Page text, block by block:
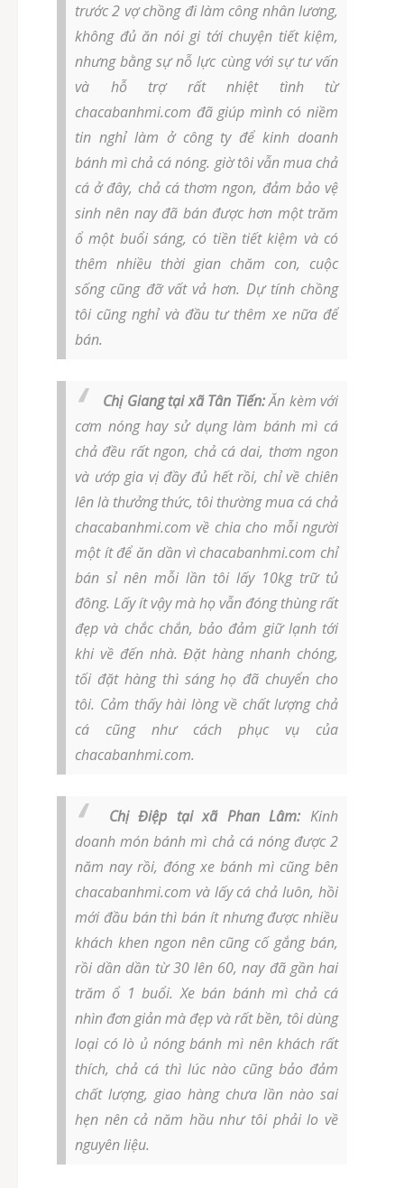
trước 2 vợ chồng đi làm công nhân lương,
không đủ ăn nói gi tới chuyện tiết kiệm,
nhưng bằng sự nỗ lực cùng với sự tư vấn
và hỗ trợ rất nhiệt tình từ
chacabanhmi.com đã giúp mình có niềm
tin nghỉ làm ở công ty để kinh doanh
bánh mì chả cá nóng. giờ tôi vẫn mua chả
cá ở đây, chả cá thơm ngon, đảm bảo vệ
sinh nên nay đã bán được hơn một trăm
ổ một buổi sáng, có tiền tiết kiệm và có
thêm nhiều thời gian chăm con, cuộc
sống cũng đỡ vất vả hơn. Dự tính chồng
tôi cũng nghỉ và đầu tư thêm xe nữa để
bán.
Chị Giang tại xã Tân Tiến:Ăn kèm với
cơm nóng hay sử dụng làm bánh mì cá
chả đều rất ngon, chả cá dai, thơm ngon
và ướp gia vị đầy đủ hết rồi, chỉ về chiên
lên là thưởng thức, tôi thường mua cá chả
chacabanhmi.com về chia cho mỗi người
một ít để ăn dần vì chacabanhmi.com chỉ
bán sỉ nên mỗi lần tôi lấy 10kg trữ tủ
đông. Lấy ít vậy mà họ vẫn đóng thùng rất
đẹp và chắc chắn, bảo đảm giữ lạnh tới
khi về đến nhà. Đặt hàng nhanh chóng,
tối đặt hàng thì sáng họ đã chuyển cho
tôi. Cảm thấy hài lòng về chất lượng chả
cá cũng như cách phục vụ của
chacabanhmi.com.
Chị Điệp tại xã Phan Lâm: Kinh
doanh món bánh mì chả cá nóng được 2
năm nay rồi, đóng xe bánh mì cũng bên
chacabanhmi.com và lấy cá chả luôn, hồi
mới đầu bán thì bán ít nhưng được nhiều
khách khen ngon nên cũng cố gắng bán,
rồi dần dần từ 30 lên 60, nay đã gần hai
trăm ổ 1 buổi. Xe bán bánh mì chả cá
nhìn đơn giản mà đẹp và rất bền, tôi dùng
loại có lò ủ nóng bánh mì nên khách rất
thích, chả cá thì lúc nào cũng bảo đảm
chất lượng, giao hàng chưa lần nào sai
hẹn nên cả năm hầu như tôi phải lo về
nguyên liệu.